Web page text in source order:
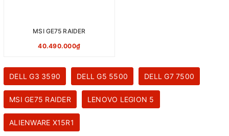
MSI GE75 RAIDER
40.490.000₫
DELL G3 3590 DELL G5 5500 DELL G7 7500
MSI GE75 RAIDER LENOVO LEGION 5
ALIENWARE X15R1